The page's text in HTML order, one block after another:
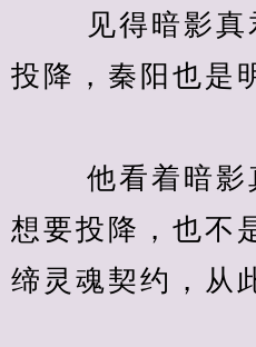
见得暗影真
投降，秦阳也是
他看着暗影
想要投降，也不
缔灵魂契约，从